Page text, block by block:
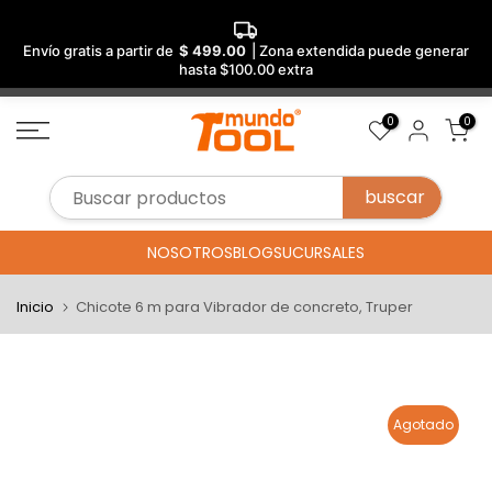
Envío gratis a partir de $ 499.00
| Zona extendida puede generar
hasta $100.00 extra
Saltar
al
0 0
NOSOTROSBLOGSUCURSALES
Inicio Chicote 6 m para Vibrador de concreto, Truper
Agotado